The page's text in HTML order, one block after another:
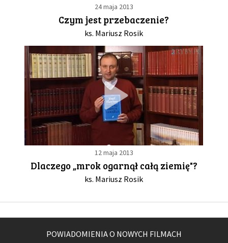
24 maja 2013
Czym jest przebaczenie?
ks. Mariusz Rosik
12 maja 2013
Dlaczego „mrok ogarnął całą ziemię"?
ks. Mariusz Rosik
POWIADOMIENIA O NOWYCH FILMACH